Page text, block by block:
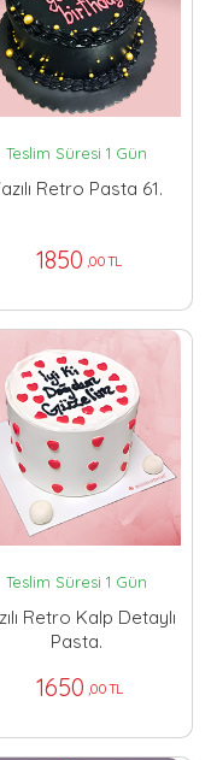
Teslim Süresi 1 Gün
Retro Pasta 61.
1850 ,00 TL
Teslim Süresi 1 Gün
Retro Kalp Detaylı
Pasta.
1650 ,00 TL